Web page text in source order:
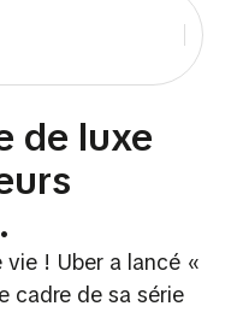
de luxe
vie ! Uber a lancé «
cadre de sa série